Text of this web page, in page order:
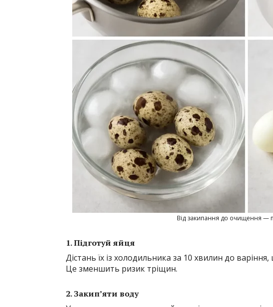
Від закипання до очищення —
1. Підготуй яйця
Дістань їх із холодильника за 10 хвилин до
Це зменшить ризик тріщин.
2. Закип’яти воду